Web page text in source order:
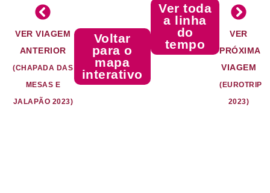
VER VIAGEM
ANTERIOR
(CHAPADA DAS
MESAS E
JALAPÃO 2023)
Voltar
para o
mapa
interativo
Ver toda
a linha
do
tempo
VER
PRÓXIMA
VIAGEM
(EUROTRIP
2023)